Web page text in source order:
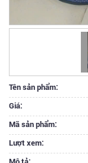
Tên sản phẩm:
Giá:
Mã sản phẩm:
Lượt xem: